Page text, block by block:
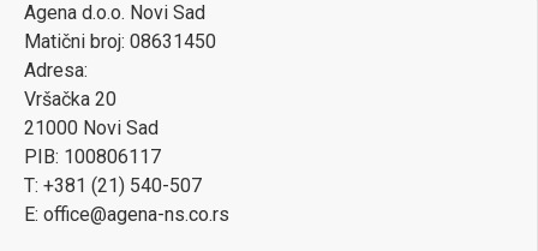
Agena d.o.o. Novi Sad
Matični broj: 08631450
Adresa:
Vršačka 20
21000 Novi Sad
PIB: 100806117
T: +381 (21) 540-507
E: office@agena-ns.co.rs